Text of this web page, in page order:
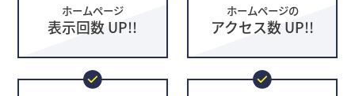
ホームページ
表示回数 UP!!
ホームページの
アクセス数 UP!!